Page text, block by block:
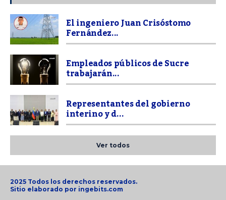
El ingeniero Juan Crisóstomo
Fernández...
Empleados públicos de Sucre
trabajarán...
Representantes del gobierno
interino y d...
Ver todos
2025 Todos los derechos reservados.
Sitio elaborado por ingebits.com